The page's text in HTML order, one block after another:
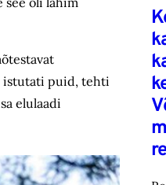
istutati puid, tehti
elulaadi